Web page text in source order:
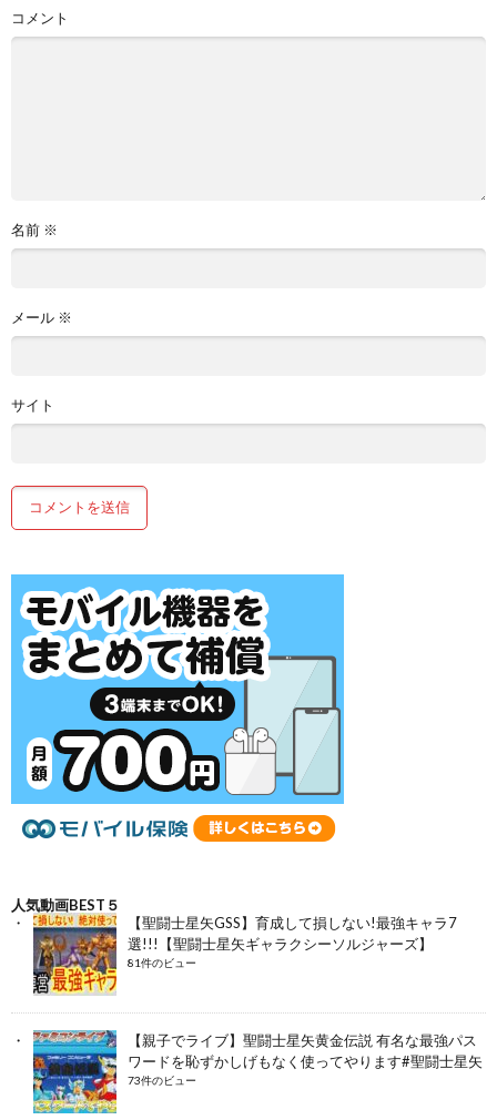
コメント
名前 ※
メール ※
サイト
人気動画BEST５
【聖闘士星矢GSS】育成して損しない!最強キャラ7
選!!!【聖闘士星矢ギャラクシーソルジャーズ】
81件のビュー
【親子でライブ】聖闘士星矢黄金伝説 有名な最強パス
ワードを恥ずかしげもなく使ってやります#聖闘士星矢
73件のビュー